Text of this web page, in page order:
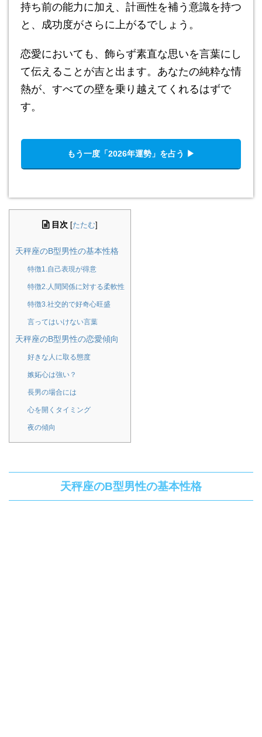
持ち前の能力に加え、計画性を補う意識を持つ
と、成功度がさらに上がるでしょう。
恋愛においても、飾らず素直な思いを言葉にし
て伝えることが吉と出ます。あなたの純粋な情
熱が、すべての壁を乗り越えてくれるはずで
す。
もう一度「2026年運勢」を占う ▶︎
目次 たたむ
天秤座のB型男性の基本性格
特徴1.自己表現が得意
特徴2.人間関係に対する柔軟性
特徴3.社交的で好奇心旺盛
言ってはいけない言葉
天秤座のB型男性の恋愛傾向
好きな人に取る態度
嫉妬心は強い？
長男の場合には
心を開くタイミング
夜の傾向
天秤座のB型男性の基本性格